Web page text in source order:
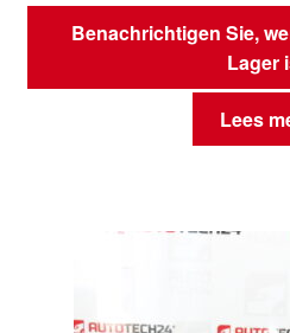
Benachrichtigen Sie,
Lager
Lees